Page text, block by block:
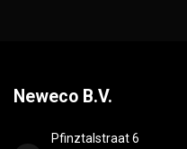
Neweco B.V.
Pfinztalstraat 6